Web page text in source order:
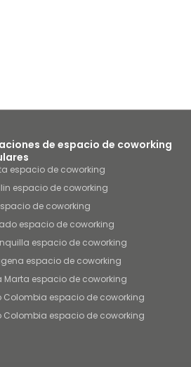
de espacio de coworking
espacio de coworking
espacio de coworking
de coworking
espacio de coworking
espacio de coworking
espacio de coworking
Marta espacio de coworking
Colombia espacio de coworking
Colombia espacio de coworking